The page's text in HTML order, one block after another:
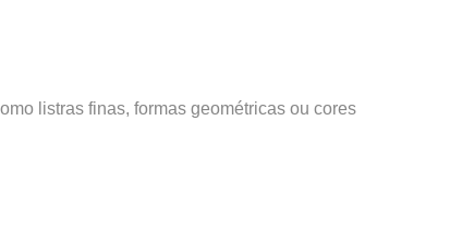
listras finas, formas geométricas ou cores